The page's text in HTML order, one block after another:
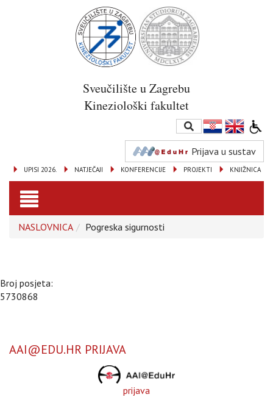
Sveučilište u Zagrebu
Kineziološki fakultet
Prijava u sustav
KNJIŽNICA
PROJEKTI
KONFERENCIJE
NATJEČAJI
UPISI 2026.
Toggle
navigation
NASLOVNICA Pogreska sigurnosti
Broj posjeta:
5730868
AAI@EDU.HR PRIJAVA
prijava